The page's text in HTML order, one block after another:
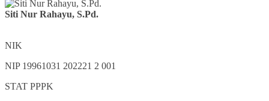
Siti Nur Rahayu, S.Pd.
NIK
NIP 19961031 202221 2 001
STAT PPPK